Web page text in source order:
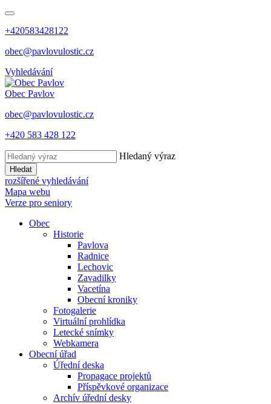
+420583428122
obec@pavlovulostic.cz
Vyhledávání
Obec Pavlov
obec@pavlovulostic.cz
+420 583 428 122
Hledaný výraz
Hledat
rozšířené vyhledávání
Mapa webu
Verze pro seniory
Obec
Historie
Pavlova
Radnice
Lechovic
Zavadilky
Vacetína
Obecní kroniky
Fotogalerie
Virtuální prohlídka
Letecké snímky
Webkamera
Obecní úřad
Úřední deska
Propagace projektů
Příspěvkové organizace
Archív úřední desky